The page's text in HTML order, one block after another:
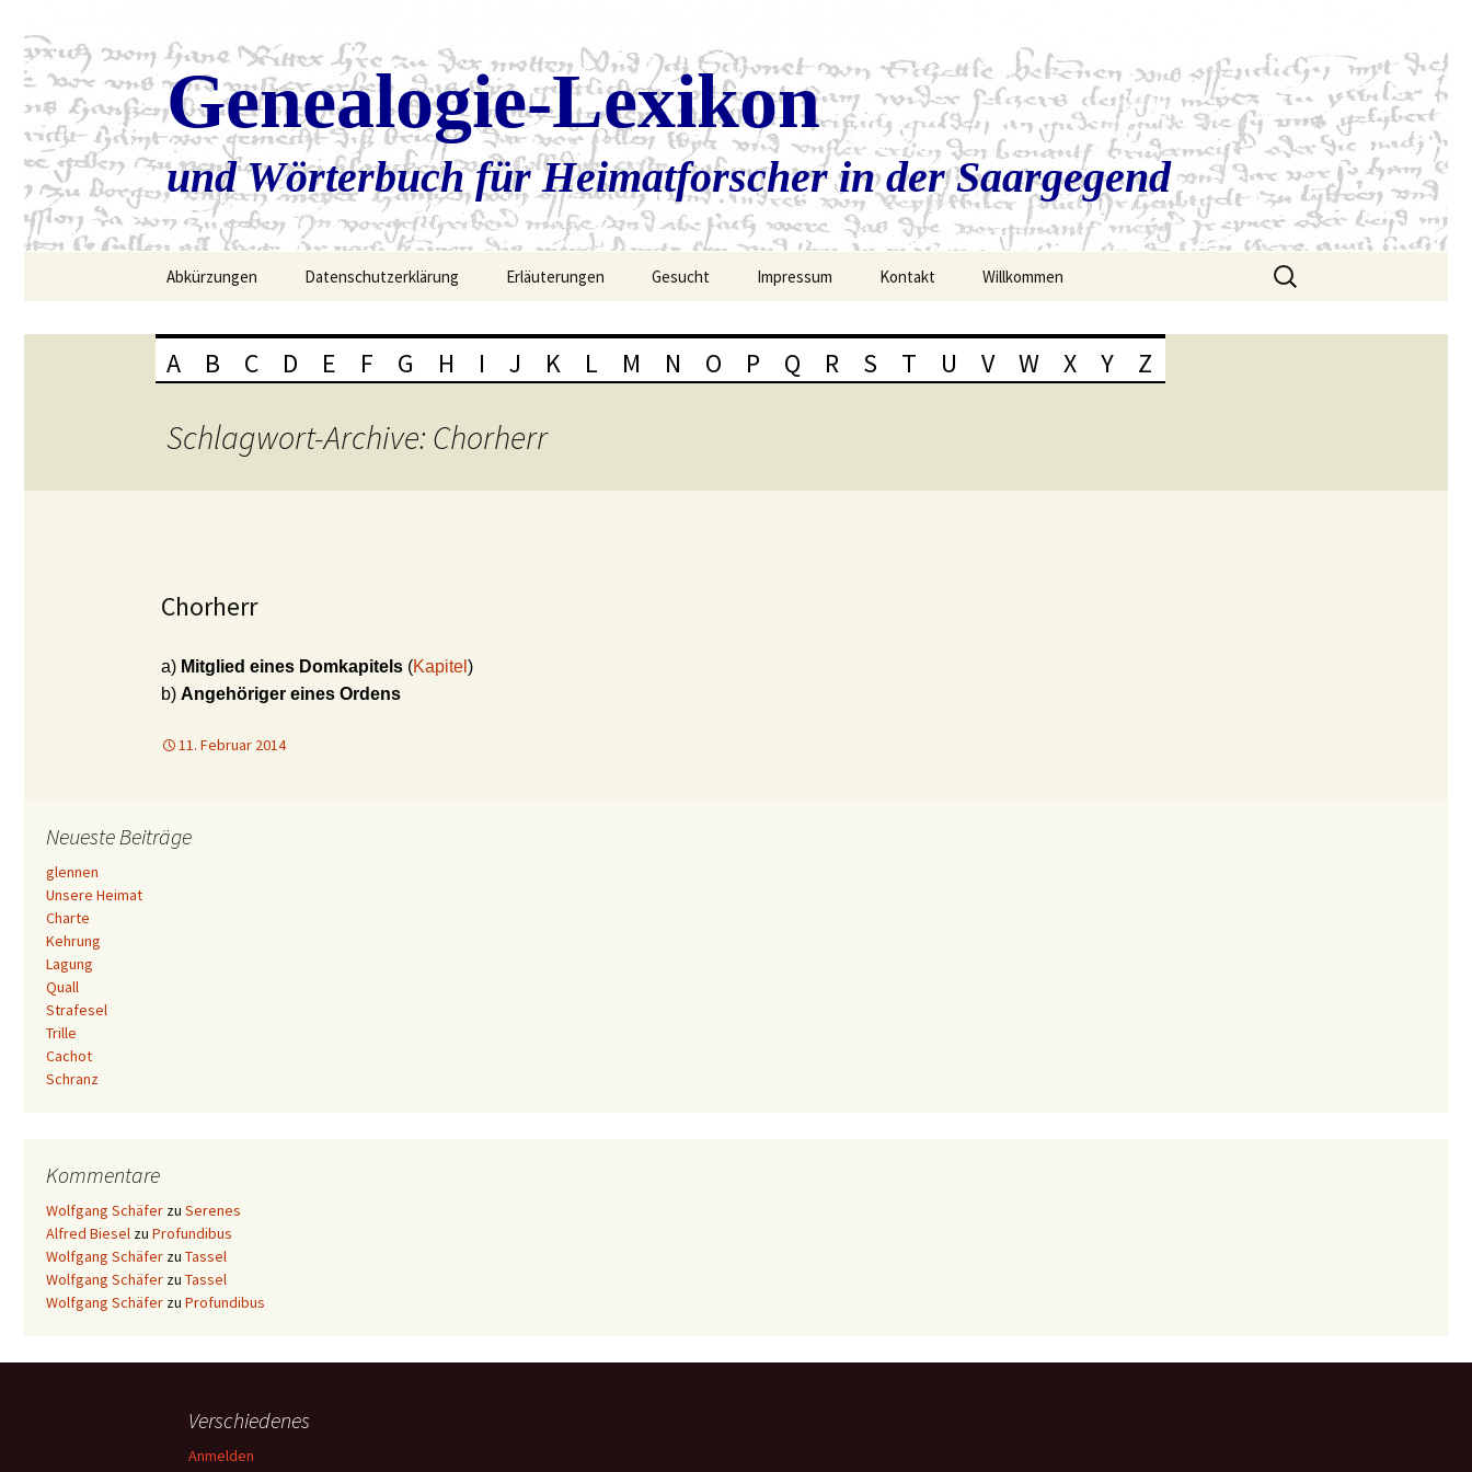
Genealogie-Lexikon
und Wörterbuch für Heimatforscher in der Saargegend
Abkürzungen Datenschutzerklärung Erläuterungen Gesucht Impressum Kontakt Willkommen
Suchen
nach:
A B C D E F G H I J K L M N O P Q R S T U V W X Y Z
Schlagwort-Archive: Chorherr
Chorherr
a) Mitglied eines Domkapitels (Kapitel )
b) Angehöriger eines Ordens
11. Februar 2014
Neueste Beiträge
glennen
Unsere Heimat
Charte
Kehrung
Lagung
Quall
Strafesel
Trille
Cachot
Schranz
Kommentare
Wolfgang Schäfer zu Serenes
Alfred Biesel zu Profundibus
Wolfgang Schäfer zu Tassel
Wolfgang Schäfer zu Tassel
Wolfgang Schäfer zu Profundibus
Verschiedenes
Anmelden